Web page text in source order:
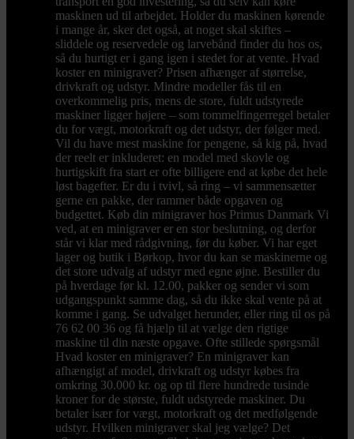
maskinen ud til arbejdet. Holder du maskinen kørende
i mange år, sker det også, at noget skal skiftes –
sliddele og reservedele og larvebånd finder du hos os,
så du hurtigt er i gang igen i stedet for at vente. Hvad
koster en minigraver? Prisen afhænger af størrelse,
drivkraft og udstyr. Mindre modeller fås til en
overkommelig pris, mens de store, fuldt udstyrede
maskiner ligger højere – som tommelfingerregel betaler
du for vægt, motorkraft og det udstyr, der følger med.
Vil du have mest maskine for pengene, så kig på, hvad
der reelt er inkluderet: en model med skovle og
hurtigskift fra start er ofte billigere end at købe det hele
løst bagefter. Er du i tvivl, så ring – vi sammensætter
gerne en pakke, der rammer både opgaven og
budgettet. Køb din minigraver hos Primus Danmark Vi
ved, at en minigraver er en stor beslutning, og derfor
står vi klar med rådgivning, før du køber. Vi har eget
lager og butik i Børkop, hvor du kan se maskinerne og
det store udvalg af udstyr med egne øjne. Bestiller du
på hverdage før kl. 12.00, pakker og sender vi som
udgangspunkt samme dag, så du ikke skal vente på at
komme i gang. Se udvalget herunder, eller ring til os på
76 62 00 36 og få hjælp til at vælge den rigtige
maskine til din næste opgave. Ofte stillede spørgsmål
Hvad koster en minigraver? En minigraver kan
afhængigt af model, drivkraft og udstyr købes fra
omkring 30.000 kr. og op til flere hundrede tusinde
kroner for de største, fuldt udstyrede maskiner. Du
betaler især for vægt, motorkraft og det medfølgende
udstyr. Hvilken minigraver skal jeg vælge? Det